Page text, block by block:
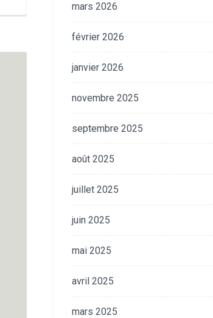
mars 2026
février 2026
janvier 2026
novembre 2025
septembre 2025
août 2025
juillet 2025
juin 2025
mai 2025
avril 2025
mars 2025